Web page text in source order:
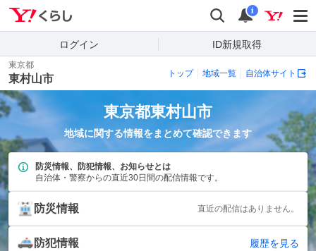
検索 通知
i
ログイン ID新規取得
東京都
東村山市 トップ 地域一覧 自治体サイト
東京都東村山市
地域に関する情報をまとめて確認できます
防災情報、防犯情報、お知らせとは
自治体・警察からの直近30日間の配信情報です。
防災情報 直近の配信はありません。
防犯情報 履歴を見る